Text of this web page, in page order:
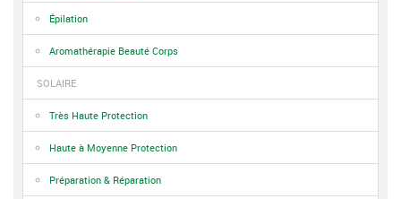
Épilation
Aromathérapie Beauté Corps
SOLAIRE
Très Haute Protection
Haute à Moyenne Protection
Préparation & Réparation